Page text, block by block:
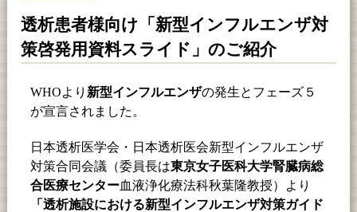
透析患者様向け「新型インフルエンザ対
策啓発用資料スライド」のご紹介
WHOより 新型インフルエンザの発生とフェーズ５
が宣言されました。
日本透析医学会・日本透析医会新型インフルエンザ
対策合同会議（委員長は東京女子医科大学腎臓病総
合医療センター血液浄化療法科秋葉隆教授）より
「透析施設における新型インフルエンザ対策ガイド